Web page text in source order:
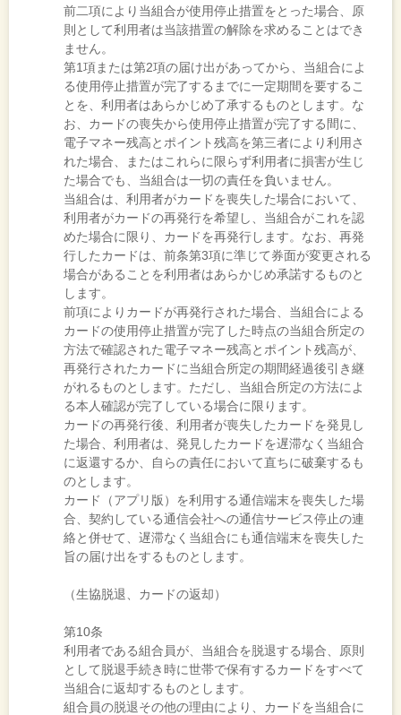
前二項により当組合が使用停止措置をとった場合、原
則として利用者は当該措置の解除を求めることはでき
ません。
第1項または第2項の届け出があってから、当組合によ
る使用停止措置が完了するまでに一定期間を要するこ
とを、利用者はあらかじめ了承するものとします。な
お、カードの喪失から使用停止措置が完了する間に、
電子マネー残高とポイント残高を第三者により利用さ
れた場合、またはこれらに限らず利用者に損害が生じ
た場合でも、当組合は一切の責任を負いません。
当組合は、利用者がカードを喪失した場合において、
利用者がカードの再発行を希望し、当組合がこれを認
めた場合に限り、カードを再発行します。なお、再発
行したカードは、前条第3項に準じて券面が変更される
場合があることを利用者はあらかじめ承諾するものと
します。
前項によりカードが再発行された場合、当組合による
カードの使用停止措置が完了した時点の当組合所定の
方法で確認された電子マネー残高とポイント残高が、
再発行されたカードに当組合所定の期間経過後引き継
がれるものとします。ただし、当組合所定の方法によ
る本人確認が完了している場合に限ります。
カードの再発行後、利用者が喪失したカードを発見し
た場合、利用者は、発見したカードを遅滞なく当組合
に返還するか、自らの責任において直ちに破棄するも
のとします。
カード（アプリ版）を利用する通信端末を喪失した場
合、契約している通信会社への通信サービス停止の連
絡と併せて、遅滞なく当組合にも通信端末を喪失した
旨の届け出をするものとします。
（生協脱退、カードの返却）
第10条
利用者である組合員が、当組合を脱退する場合、原則
として脱退手続き時に世帯で保有するカードをすべて
当組合に返却するものとします。
組合員の脱退その他の理由により、カードを当組合に